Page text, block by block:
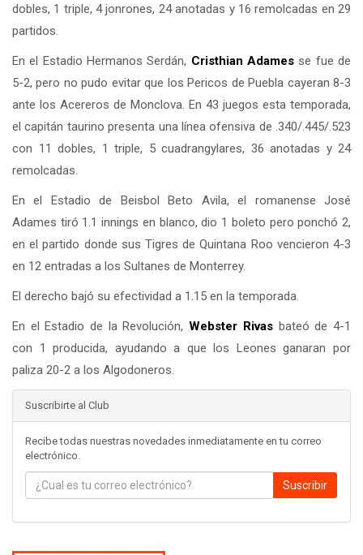
dobles, 1 triple, 4 jonrones, 24 anotadas y 16 remolcadas en 29
partidos.
En el Estadio Hermanos Serdán, Cristhian Adames se fue de
5-2, pero no pudo evitar que los Pericos de Puebla cayeran 8-3
ante los Acereros de Monclova. En 43 juegos esta temporada,
el capitán taurino presenta una línea ofensiva de .340/.445/.523
con 11 dobles, 1 triple, 5 cuadrangylares, 36 anotadas y 24
remolcadas.
En el Estadio de Beisbol Beto Avila, el romanense José
Adames tiró 1.1 innings en blanco, dio 1 boleto pero ponchó 2,
en el partido donde sus Tigres de Quintana Roo vencieron 4-3
en 12 entradas a los Sultanes de Monterrey.
El derecho bajó su efectividad a 1.15 en la temporada.
En el Estadio de la Revolución,Webster Rivasbateó de 4-1
con 1 producida, ayudando a que los Leones ganaran por
paliza 20-2 a los Algodoneros.
Suscribirte al Club
Recibe todas nuestras novedades inmediatamente en tu correo
electrónico.
Suscribir